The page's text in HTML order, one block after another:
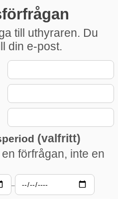
till uthyraren. Du
din e-post.
(valfritt)
förfrågan, inte en
–